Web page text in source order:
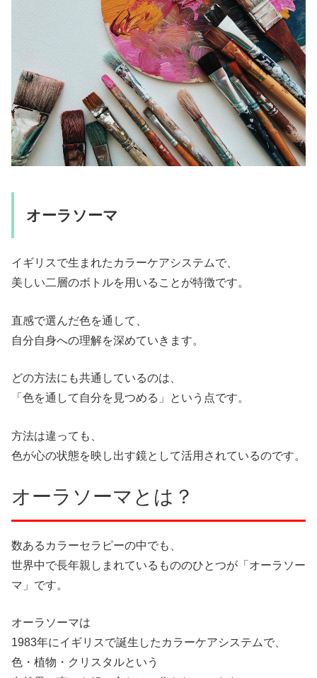
オーラソーマ
イギリスで生まれたカラーケアシステムで、
美しい二層のボトルを用いることが特徴です。
直感で選んだ色を通して、
自分自身への理解を深めていきます。
どの方法にも共通しているのは、
「色を通して自分を見つめる」という点です。
方法は違っても、
色が心の状態を映し出す鏡として活用されているのです。
オーラソーマとは？
数あるカラーセラピーの中でも、
世界中で長年親しまれているもののひとつが「オーラソー
マ」です。
オーラソーマは
1983年にイギリスで誕生したカラーケアシステムで、
色・植物・クリスタルという